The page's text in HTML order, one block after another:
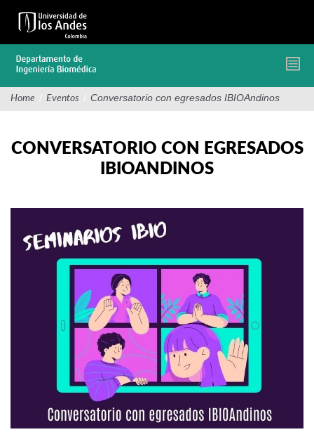
contenido
Home / Eventos / Conversatorio con egresados IBIOAndinos
CONVERSATORIO CON EGRESADOS
IBIOANDINOS